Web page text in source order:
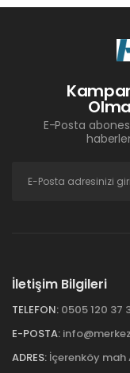
E-Posta
İletişim Bilgileri
TELEFON: 0505 120 37
E-POSTA:
ADRES: İçerenköy